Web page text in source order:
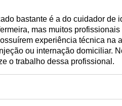
bastante é a do cuidador de
mas muitos
experiência técnica na
ou internação domiciliar.
o trabalho dessa profissional.